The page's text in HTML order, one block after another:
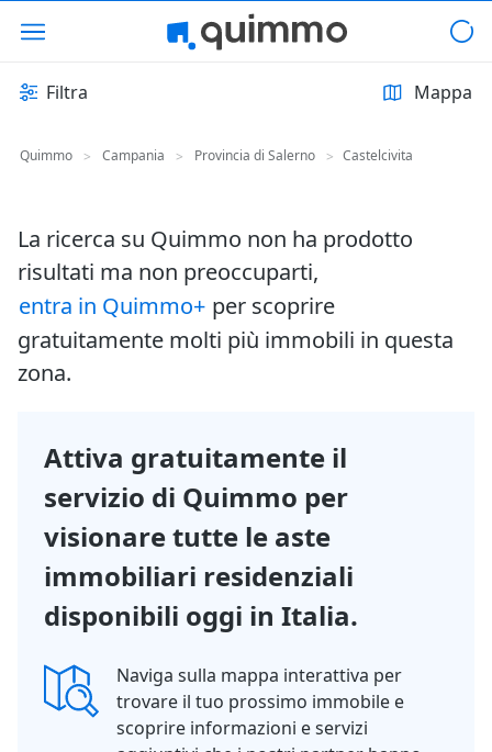
Filtra Mappa
Quimmo > Campania > Provincia di Salerno > Castelcivita
La ricerca su Quimmo non ha prodotto
risultati ma non preoccuparti,
entra in Quimmo+ per scoprire
gratuitamente molti più immobili in questa
zona.
Attiva gratuitamente il
servizio di Quimmo per
visionare tutte le aste
immobiliari residenziali
disponibili oggi in Italia.
Naviga sulla mappa interattiva per
trovare il tuo prossimo immobile e
scoprire informazioni e servizi